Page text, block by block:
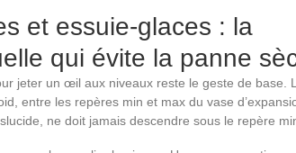
et essuie-glaces : la
qui évite la panne
jeter un œil aux niveaux reste le geste de base.
entre les repères min et max du vase
ne doit jamais descendre sous le repère